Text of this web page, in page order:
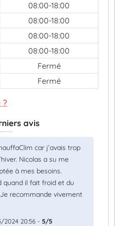
08:00-18:00
08:00-18:00
08:00-18:00
08:00-18:00
Fermé
Fermé
?
avis
car j’avais trop
Nicolas a su me
à mes besoins.
quand il fait froid et du
recommande vivement
2024 20:56 - 5/5